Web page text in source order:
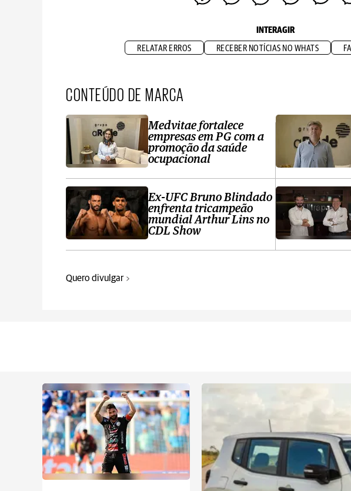
INTERAGIR
RELATAR ERROS RECEBER NOTÍCIAS NO WHATS
CONTEÚDO DE MARCA
Medvitae fortalece
empresas em PG com a
promoção da saúde
ocupacional
Ex-UFC Bruno Blindado
enfrenta tricampeão
mundial Arthur Lins no
CDL Show
Quero divulgar